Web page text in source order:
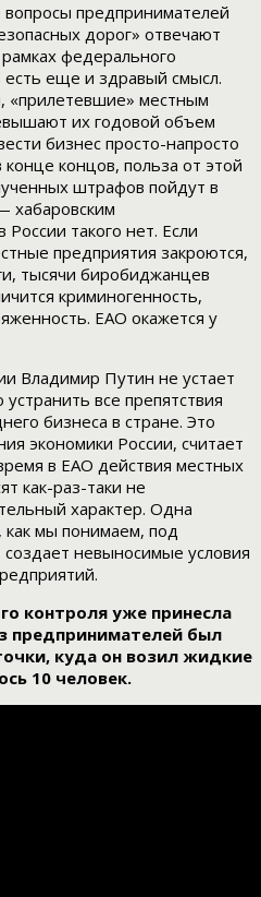
вопросы предпринимателей
дорог» отвечают
федерального
есть еще и здравый смысл.
местным
их годовой объем
бизнес просто-напросто
концов, польза от этой
штрафов пойдут в
хабаровским
такого нет. Если
предприятия закроются,
тысячи биробиджанцев
криминогенность,
ЕАО окажется у
Владимир Путин не устает
все препятствия
бизнеса в стране. Это
экономики России, считает
в ЕАО действия местных
как-раз-таки не
характер. Одна
как мы понимаем, под
невыносимые условия
контроля уже принесла
предпринимателей был
куда он возил жидкие
10 человек.